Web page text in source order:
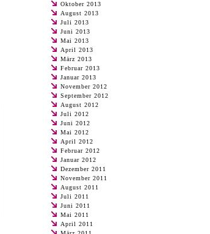
Oktober 2013
August 2013
Juli 2013
Juni 2013
Mai 2013
April 2013
März 2013
Februar 2013
Januar 2013
November 2012
September 2012
August 2012
Juli 2012
Juni 2012
Mai 2012
April 2012
Februar 2012
Januar 2012
Dezember 2011
November 2011
August 2011
Juli 2011
Juni 2011
Mai 2011
April 2011